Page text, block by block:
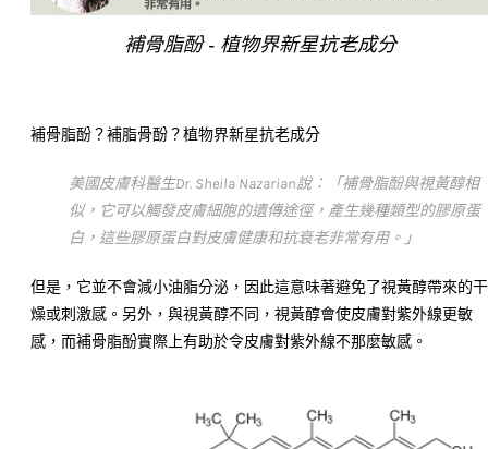
補骨脂酚 - 植物界新星抗老成分
補骨脂酚？補脂骨酚？植物界新星抗老成分
美國皮膚科醫生Dr. Sheila Nazarian說：「補骨脂酚與視黃醇相
似，它可以觸發皮膚細胞的遺傳途徑，產生幾種類型的膠原蛋
白，這些膠原蛋白對皮膚健康和抗衰老非常有用。」
但是，它並不會減小油脂分泌，因此這意味著避免了視黃醇帶來的干
燥或刺激感。另外，與視黃醇不同，視黃醇會使皮膚對紫外線更敏
感，而補骨脂酚實際上有助於令皮膚對紫外線不那麼敏感。